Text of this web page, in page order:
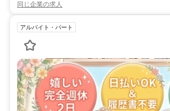
同じ企業の求人
アルバイト・パート